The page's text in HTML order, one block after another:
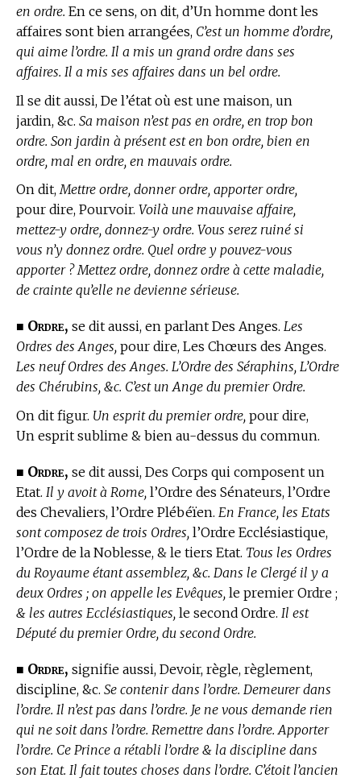
en ordre. En ce sens, on dit, d’Un homme dont les
affaires sont bien arrangées, C’est un homme d’ordre,
qui aime l’ordre. Il a mis un grand ordre dans ses
affaires. Il a mis ses affaires dans un bel ordre.
Il se dit aussi, De l’état où est une maison, un
jardin, &c. Sa maison n’est pas en ordre, en trop bon
ordre. Son jardin à présent est en bon ordre, bien en
ordre, mal en ordre, en mauvais ordre.
On dit,Mettre ordre, donner ordre, apporter ordre,
pour dire, Pourvoir. Voilà une mauvaise affaire,
mettez-y ordre, donnez-y ordre. Vous serez ruiné si
vous n’y donnez ordre. Quel ordre y pouvez-vous
apporter ? Mettez ordre, donnez ordre à cette maladie,
de crainte qu’elle ne devienne sérieuse.
■ Ordre, se dit aussi, en parlant Des Anges. Les
Ordres des Anges, pour dire, Les Chœurs des Anges.
Les neuf Ordres des Anges. L’Ordre des Séraphins, L’Ordre
des Chérubins, &c. C’est un Ange du premier Ordre.
On dit figur. Un esprit du premier ordre, pour dire,
Un esprit sublime & bien au-dessus du commun.
■ Ordre, se dit aussi, Des Corps qui composent un
Etat. Il y avoit à Rome, l’Ordre des Sénateurs, l’Ordre
des Chevaliers, l’Ordre Plébéïen. En France, les Etats
sont composez de trois Ordres, l’Ordre Ecclésiastique,
l’Ordre de la Noblesse, & le tiers Etat. Tous les Ordres
du Royaume étant assemblez, &c. Dans le Clergé il y a
deux Ordres ; on appelle les Evêques, le premier Ordre ;
& les autres Ecclésiastiques, le second Ordre. Il est
Député du premier Ordre, du second Ordre.
■ Ordre, signifie aussi, Devoir, règle, règlement,
discipline, &c. Se contenir dans l’ordre. Demeurer dans
l’ordre. Il n’est pas dans l’ordre. Je ne vous demande rien
qui ne soit dans l’ordre. Remettre dans l’ordre. Apporter
l’ordre. Ce Prince a rétabli l’ordre & la discipline dans
son Etat. Il fait toutes choses dans l’ordre. C’étoit l’ancien